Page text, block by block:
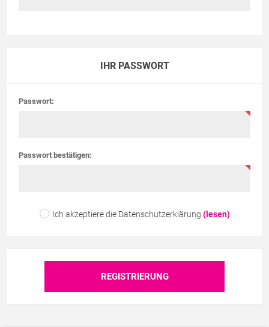
IHR PASSWORT
Passwort:
Passwort bestätigen:
Ich akzeptiere die Datenschutzerklärung (lesen)